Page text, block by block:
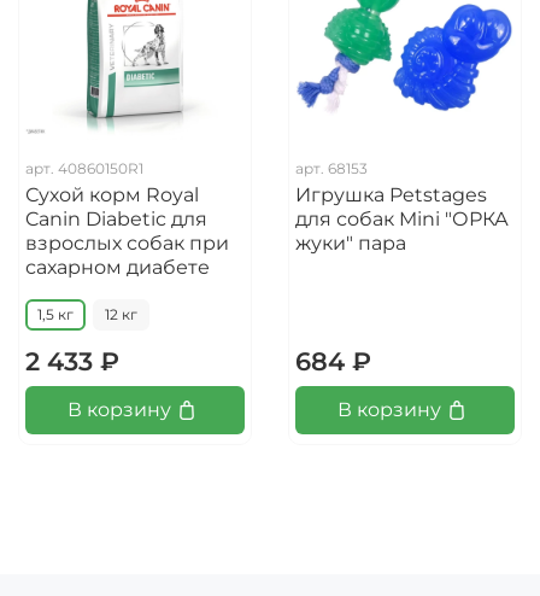
арт. 40860150R1
Сухой корм Royal
Canin Diabetic для
взрослых собак при
сахарном диабете
1,5 кг 12 кг
2 433 ₽
В корзину
арт. 68153
Игрушка Petstages
для собак Mini "ОРКА
жуки" пара
684 ₽
В корзину